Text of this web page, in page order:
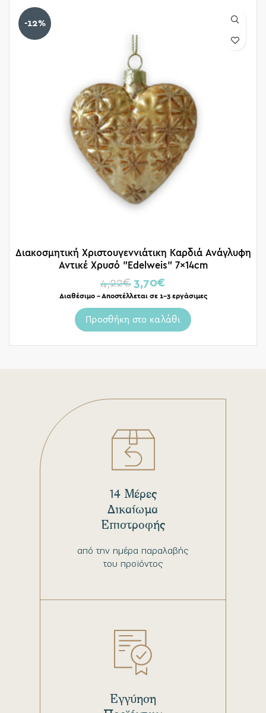
-12%
Διακοσμητική Χριστουγεννιάτικη Καρδιά Ανάγλυφη
Αντικέ Χρυσό ”Edelweis” 7x14cm
4,22€ 3,70€
Διαθέσιμο – Αποστέλλεται σε 1-3 εργάσιμες
Προσθήκη στο καλάθι
από την ημέρα παραλαβής
του προϊόντος
14 Μέρες
Δικαίωμα
Επιστροφής
Εγγύηση